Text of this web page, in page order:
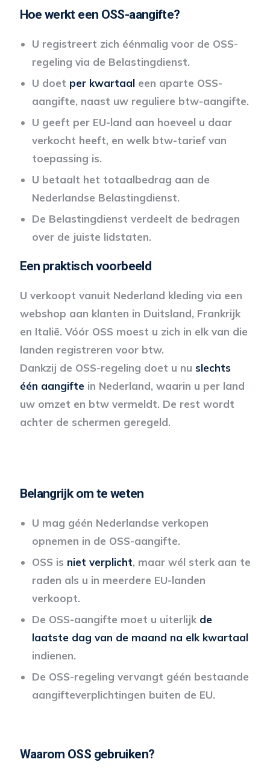
Hoe werkt een OSS-aangifte?
U registreert zich éénmalig voor de OSS-
regeling via de Belastingdienst.
U doet per kwartaaleen aparte OSS-
aangifte, naast uw reguliere btw-aangifte.
U geeft per EU-land aan hoeveel u daar
verkocht heeft, en welk btw-tarief van
toepassing is.
U betaalt het totaalbedrag aan de
Nederlandse Belastingdienst.
De Belastingdienst verdeelt de bedragen
over de juiste lidstaten.
Een praktisch voorbeeld
U verkoopt vanuit Nederland kleding via een
webshop aan klanten in Duitsland, Frankrijk
en Italië. Vóór OSS moest u zich in elk van die
landen registreren voor btw.
Dankzij de OSS-regeling doet u nu slechts
één aangiftein Nederland, waarin u per land
uw omzet en btw vermeldt. De rest wordt
achter de schermen geregeld.
Belangrijk om te weten
U mag géén Nederlandse verkopen
opnemen in de OSS-aangifte.
OSS is niet verplicht, maar wél sterk aan te
raden als u in meerdere EU-landen
verkoopt.
De OSS-aangifte moet u uiterlijk de
laatste dag van de maand na elk kwartaal
indienen.
De OSS-regeling vervangt géén bestaande
aangifteverplichtingen buiten de EU.
Waarom OSS gebruiken?